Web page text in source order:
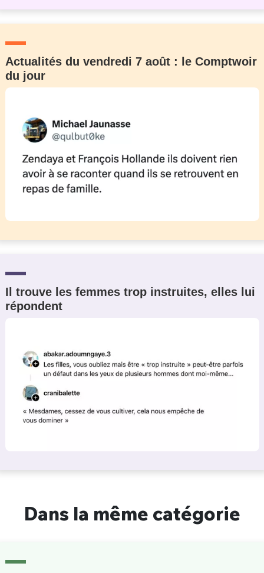
Actualités du vendredi 7 août : le Comptwoir
du jour
Il trouve les femmes trop instruites, elles lui
répondent
Dans la même catégorie